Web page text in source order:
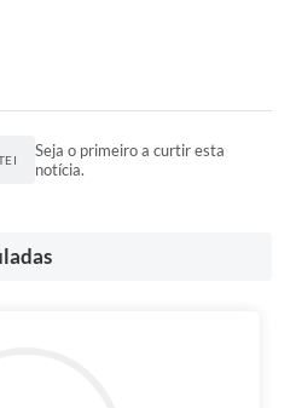
Seja o primeiro a curtir esta
notícia.